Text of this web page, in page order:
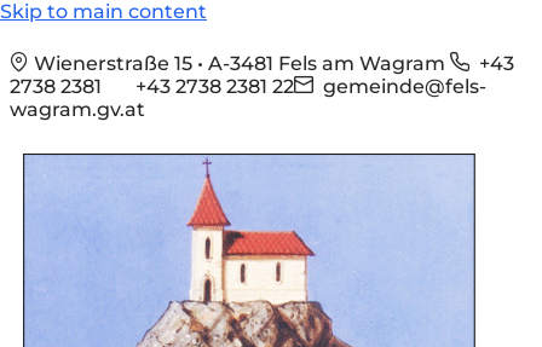
Skip to main content
Wienerstraße 15 • A-3481 Fels am Wagram
+43
2738 2381
+43 2738 2381 22
gemeinde@fels-
wagram.gv.at